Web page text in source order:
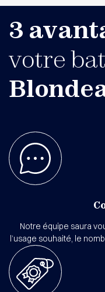
3
votre
Notre équipe saura
l’usage souhaité, le